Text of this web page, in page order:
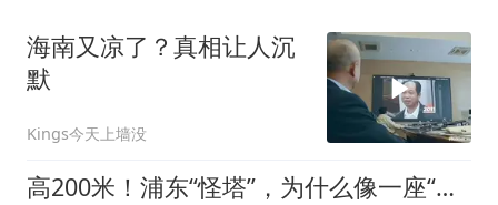
海南又凉了？真相让人沉
默
Kings今天上墙没
高200米！浦东“怪塔”，为什么像一座“半成品”？